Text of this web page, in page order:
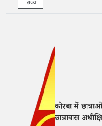
राज्य
कोरबा में
छात्रावास